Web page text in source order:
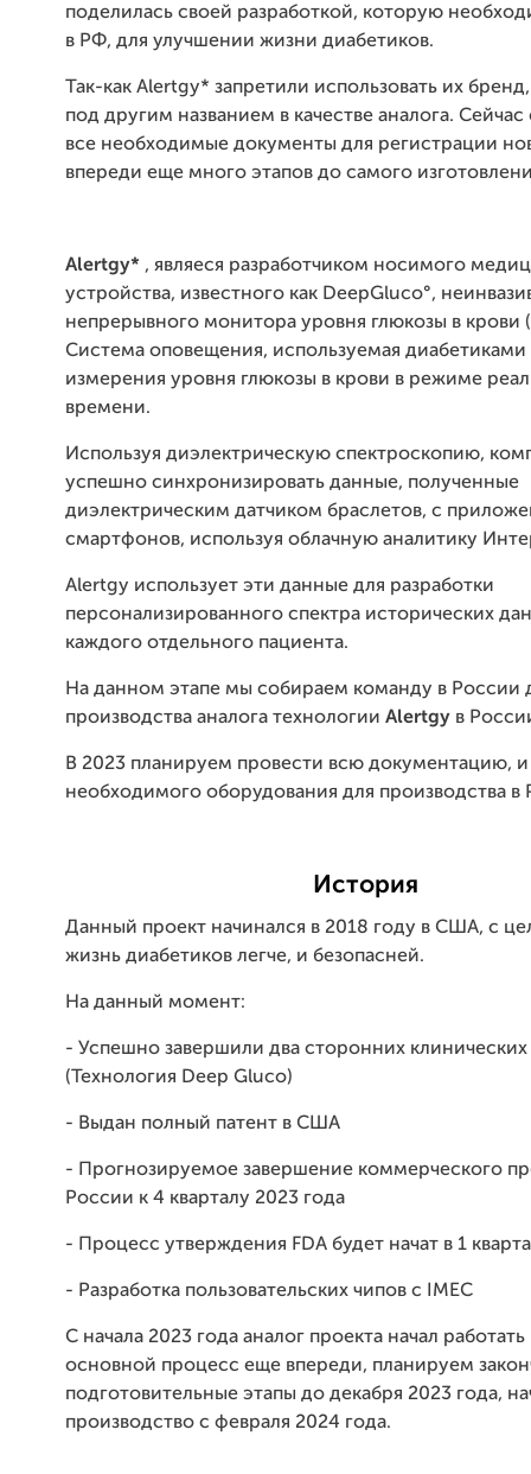
поделилась своей разработкой, которую
в РФ, для улучшении жизни диабетиков.
Так-как Alertgy* запретили использовать их
под другим названием в качестве аналога.
все необходимые документы для регистрации
впереди еще много этапов до самого
Alertgy* , являеся разработчиком носимого
устройства, известного как DeepGluco°,
непрерывного монитора уровня глюкозы в крови
Система оповещения, используемая диабетиками
измерения уровня глюкозы в крови в режиме
времени.
Используя диэлектрическую спектроскопию,
успешно синхронизировать данные, полученные
диэлектрическим датчиком браслетов, с
смартфонов, используя облачную аналитику
Alertgy использует эти данные для разработки
персонализированного спектра исторических
каждого отдельного пациента.
На данном этапе мы собираем команду в России
производства аналога технологии Alertgy в
В 2023 планируем провести всю документацию, и
необходимого оборудования для производства в
История
Данный проект начинался в 2018 году в США, с
жизнь диабетиков легче, и безопасней.
На данный момент:
- Успешно завершили два сторонних
(Технология Deep Gluco)
- Выдан полный патент в США
- Прогнозируемое завершение коммерческого
России к 4 кварталу 2023 года
- Процесс утверждения FDA будет начат в 1
- Разработка пользовательских чипов с IMEC
С начала 2023 года аналог проекта начал
основной процесс еще впереди, планируем
подготовительные этапы до декабря 2023 года,
производство с февраля 2024 года.